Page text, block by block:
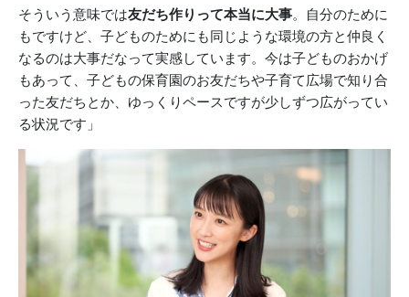
そういう意味では友だち作りって本当に大事。自分のために
もですけど、子どものためにも同じような環境の方と仲良く
なるのは大事だなって実感しています。今は子どものおかげ
もあって、子どもの保育園のお友だちや子育て広場で知り合
った友だちとか、ゆっくりペースですが少しずつ広がってい
る状況です」